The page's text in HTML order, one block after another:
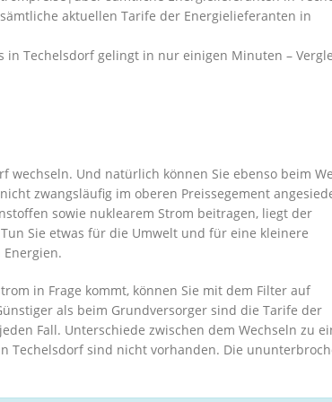
aktuellen Tarife der Energielieferanten in
in Techelsdorf gelingt in nur einigen Minuten –
wechseln. Und natürlich können Sie ebenso beim
zwangsläufig im oberen Preissegement
sowie nuklearem Strom beitragen, liegt der
Sie etwas für die Umwelt und für eine kleinere
in Frage kommt, können Sie mit dem Filter auf
als beim Grundversorger sind die Tarife der
Fall. Unterschiede zwischen dem Wechseln zu
Techelsdorf sind nicht vorhanden. Die